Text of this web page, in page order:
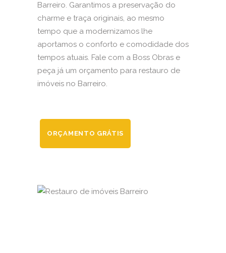
Barreiro. Garantimos a preservação do
charme e traça originais, ao mesmo
tempo que a modernizamos lhe
aportamos o conforto e comodidade dos
tempos atuais. Fale com a Boss Obras e
peça já um orçamento para restauro de
imóveis no Barreiro.
ORÇAMENTO GRÁTIS